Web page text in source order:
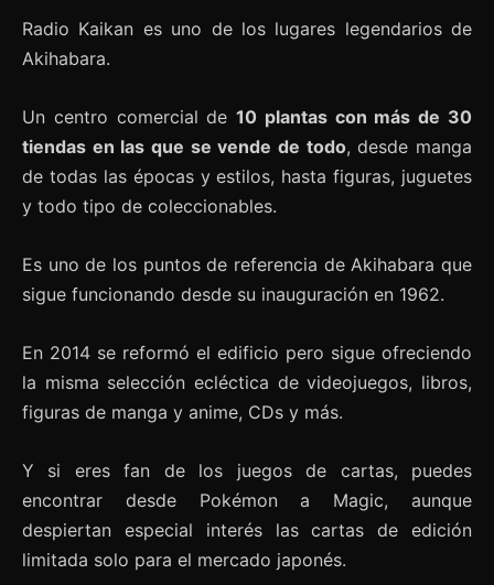
Radio Kaikan es uno de los lugares legendarios de
Akihabara.
Un centro comercial de10 plantas con más de 30
tiendas en las que se vende de todo, desde manga
de todas las épocas y estilos, hasta figuras, juguetes
y todo tipo de coleccionables.
Es uno de los puntos de referencia de Akihabara que
sigue funcionando desde su inauguración en 1962.
En 2014 se reformó el edificio pero sigue ofreciendo
la misma selección ecléctica de videojuegos, libros,
figuras de manga y anime, CDs y más.
Y si eres fan de los juegos de cartas, puedes
encontrar desde Pokémon a Magic, aunque
despiertan especial interés las cartas de edición
limitada solo para el mercado japonés.